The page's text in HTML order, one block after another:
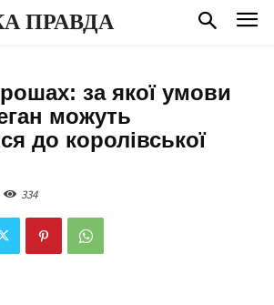
ПРАВДА
за якої умови
можуть
до королівської
334